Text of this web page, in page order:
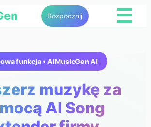
Rozpocznij ☰
funkcja • AIMusicGen AI
muzykę za
AI Song